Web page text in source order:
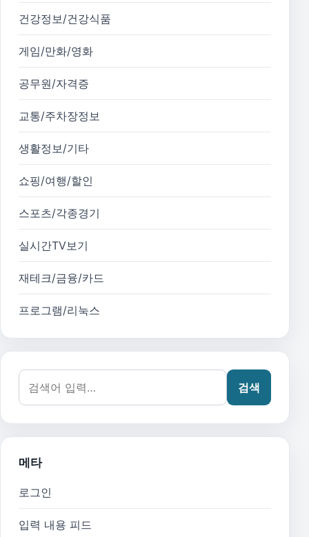
건강정보/건강식품
게임/만화/영화
공무원/자격증
교통/주차장정보
생활정보/기타
쇼핑/여행/할인
스포츠/각종경기
실시간TV보기
재테크/금융/카드
프로그램/리눅스
검색어:
검색
메타
로그인
입력 내용 피드